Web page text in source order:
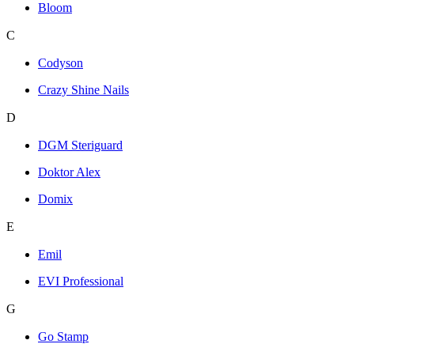
Bloom
C
Codyson
Crazy Shine Nails
D
DGM Steriguard
Doktor Alex
Domix
E
Emil
EVI Professional
G
Go Stamp